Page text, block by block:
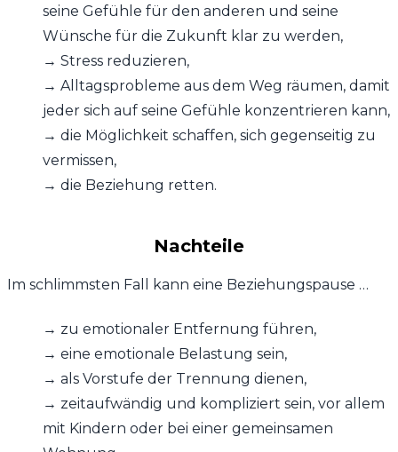
seine Gefühle für den anderen und seine
Wünsche für die Zukunft klar zu werden,
→ Stress reduzieren,
→ Alltagsprobleme aus dem Weg räumen, damit
jeder sich auf seine Gefühle konzentrieren kann,
→ die Möglichkeit schaffen, sich gegenseitig zu
vermissen,
→ die Beziehung retten.
Nachteile
Im schlimmsten Fall kann eine Beziehungspause …
→ zu emotionaler Entfernung führen,
→ eine emotionale Belastung sein,
→ als Vorstufe der Trennung dienen,
→ zeitaufwändig und kompliziert sein, vor allem
mit Kindern oder bei einer gemeinsamen